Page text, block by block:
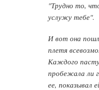
"Трудно то,
услужу тебе".
И вот она
плетя
Каждого
пробежала ли
ее, показывал